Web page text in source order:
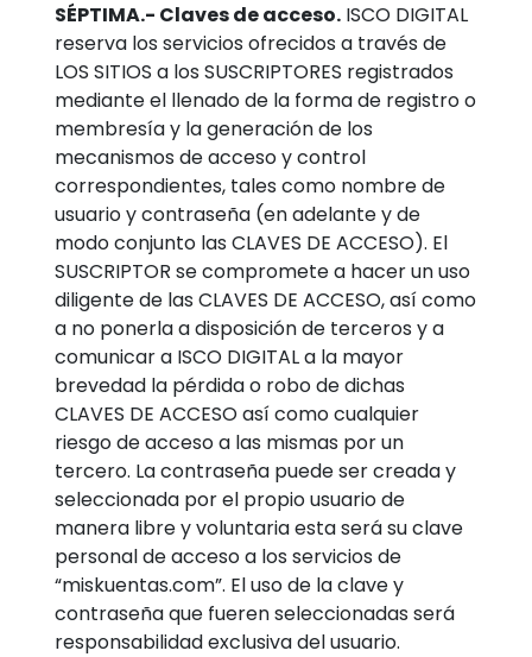
SÉPTIMA.- Claves de acceso. ISCO DIGITAL
reserva los servicios ofrecidos a través de
LOS SITIOS a los SUSCRIPTORES registrados
mediante el llenado de la forma de registro o
membresía y la generación de los
mecanismos de acceso y control
correspondientes, tales como nombre de
usuario y contraseña (en adelante y de
modo conjunto las CLAVES DE ACCESO). El
SUSCRIPTOR se compromete a hacer un uso
diligente de las CLAVES DE ACCESO, así como
a no ponerla a disposición de terceros y a
comunicar a ISCO DIGITAL a la mayor
brevedad la pérdida o robo de dichas
CLAVES DE ACCESO así como cualquier
riesgo de acceso a las mismas por un
tercero. La contraseña puede ser creada y
seleccionada por el propio usuario de
manera libre y voluntaria esta será su clave
personal de acceso a los servicios de
“miskuentas.com”. El uso de la clave y
contraseña que fueren seleccionadas será
responsabilidad exclusiva del usuario.